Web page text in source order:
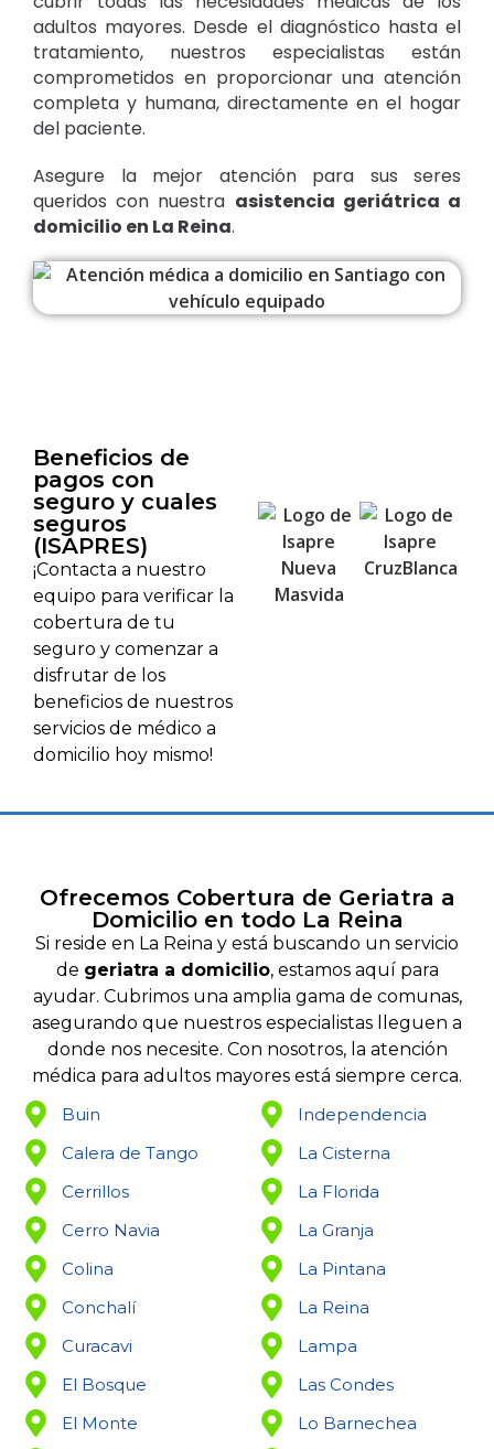
adultos mayores. Desde el diagnóstico hasta el
tratamiento, nuestros especialistas están
comprometidos en proporcionar una atención
completa y humana, directamente en el hogar
del paciente.
Asegure la mejor atención para sus seres
queridos con nuestra asistencia geriátrica a
domicilio en La Reina.
Beneficios de
pagos con
seguro y cuales
seguros
(ISAPRES)
¡Contacta a nuestro
equipo para verificar la
cobertura de tu
seguro y comenzar a
disfrutar de los
beneficios de nuestros
servicios de médico a
domicilio hoy mismo!
Ofrecemos Cobertura de Geriatra a
Domicilio en todo La Reina
Si reside en La Reina y está buscando un servicio
de geriatra a domicilio, estamos aquí para
ayudar. Cubrimos una amplia gama de comunas,
asegurando que nuestros especialistas lleguen a
donde nos necesite. Con nosotros, la atención
médica para adultos mayores está siempre cerca.
Buin
Calera de Tango
Cerrillos
Cerro Navia
Colina
Conchalí
Curacavi
El Bosque
El Monte
Independencia
La Cisterna
La Florida
La Granja
La Pintana
La Reina
Lampa
Las Condes
Lo Barnechea